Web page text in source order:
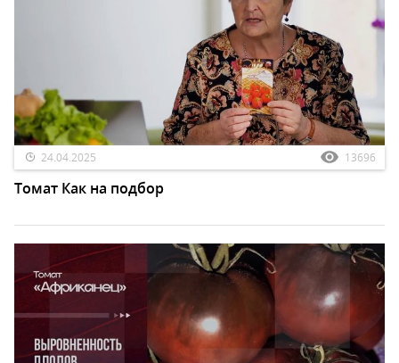
24.04.2025 13696
Томат Как на подбор